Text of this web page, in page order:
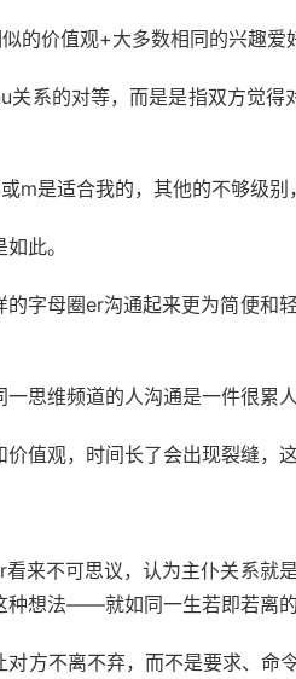
的价值观+大多数相同的兴趣爱
关系的对等，而是是指双方觉
m是适合我的，其他的不够级别
此。
的字母圈er沟通起来更为简便和
思维频道的人沟通是一件很累人
值观，时间长了会出现裂缝，这
来不可思议，认为主仆关系就
种想法——就如同一生若即若离
对方不离不弃，而不是要求、命